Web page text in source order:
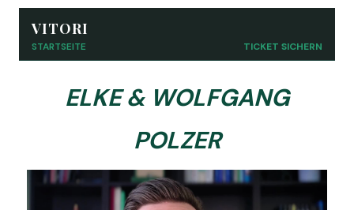
VITORI
STARTSEITE TICKET SICHERN
ELKE & WOLFGANG
POLZER